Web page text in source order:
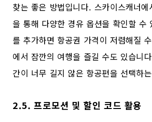
찾는 좋은 방법입니다. 스카이스캐너에
을 통해 다양한 경유 옵션을 확인할 수
를 추가하면 항공권 가격이 저렴해질
에서 잠깐의 여행을 즐길 수도 있습니
간이 너무 길지 않은 항공편을 선택하
2.5. 프로모션 및 할인 코드 활용